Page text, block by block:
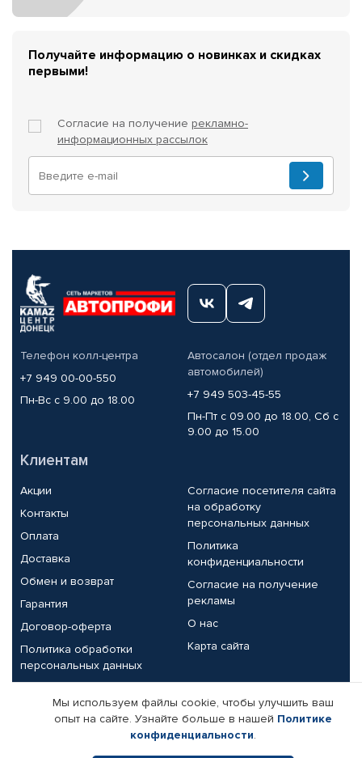
Получайте информацию о новинках и скидках
первыми!
Согласие на получение рекламно-
информационных рассылок
Телефон колл-центра
+7 949 00-00-550
Пн-Вс с 9.00 до 18.00
Автосалон (отдел продаж
автомобилей)
+7 949 503-45-55
Пн-Пт с 09.00 до 18.00, Сб с
9.00 до 15.00
Клиентам
Акции
Контакты
Оплата
Доставка
Обмен и возврат
Гарантия
Договор-оферта
Политика обработки
персональных данных
Согласие посетителя сайта
на обработку
персональных данных
Политика
конфиденциальности
Согласие на получение
рекламы
О нас
Карта сайта
Партнерам
Корпоративным клиентам
Поставщикам
Реквизиты компании
Мы используем файлы cookie, чтобы улучшить ваш
опыт на сайте. Узнайте больше в нашей Политике
конфиденциальности.